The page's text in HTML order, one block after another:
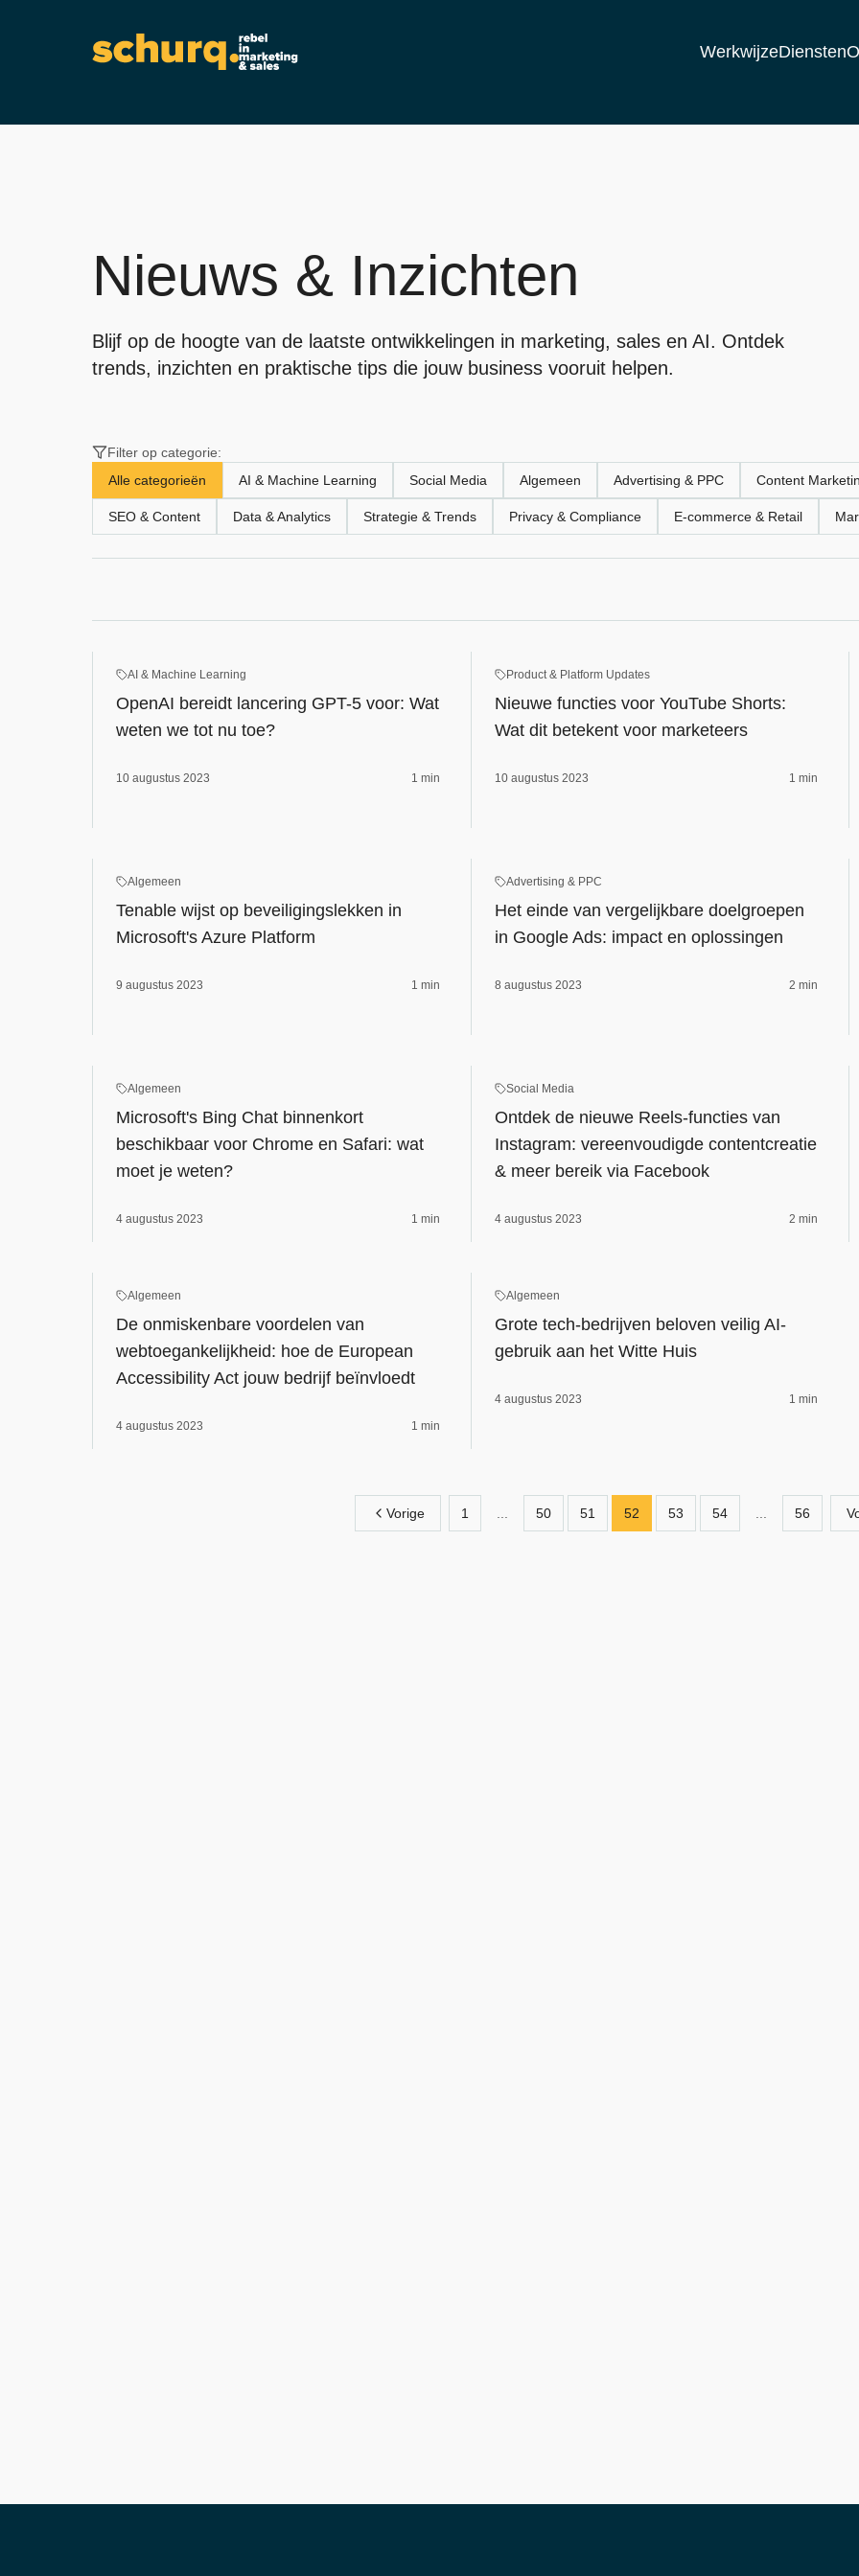
WerkwijzeDiensten
Nieuws & Inzichten
Blijf op de hoogte van de laatste ontwikkelingen in marketing, sales en AI. Ontdek
trends, inzichten en praktische tips die jouw business vooruit helpen.
Filter op categorie:
Alle categorieën
AI & Machine Learning Social Media Algemeen Advertising & PPC Content
SEO & Content Data & Analytics Strategie & Trends Privacy & Compliance E‑commerce & Retail
AI & Machine Learning
OpenAI bereidt lancering GPT-5 voor: Wat
weten we tot nu toe?
10 augustus 2023 1 min
Product & Platform Updates
Nieuwe functies voor YouTube Shorts:
Wat dit betekent voor marketeers
10 augustus 2023 1 min
Algemeen
Tenable wijst op beveiligingslekken in
Microsoft's Azure Platform
9 augustus 2023 1 min
Advertising & PPC
Het einde van vergelijkbare doelgroepen
in Google Ads: impact en oplossingen
8 augustus 2023 2 min
Algemeen
Microsoft's Bing Chat binnenkort
beschikbaar voor Chrome en Safari: wat
moet je weten?
4 augustus 2023 1 min
Social Media
Ontdek de nieuwe Reels-functies van
Instagram: vereenvoudigde contentcreatie
& meer bereik via Facebook
4 augustus 2023 2 min
Algemeen
De onmiskenbare voordelen van
webtoegankelijkheid: hoe de European
Accessibility Act jouw bedrijf beïnvloedt
4 augustus 2023 1 min
Algemeen
Grote tech-bedrijven beloven veilig AI-
gebruik aan het Witte Huis
4 augustus 2023 1 min
Vorige 1 50 51 52 53 54 56